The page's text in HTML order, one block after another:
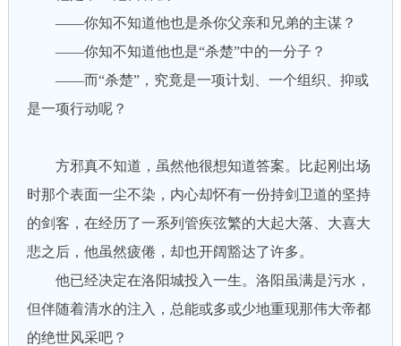
——你知不知道他也是杀你父亲和兄弟的主谋？
——你知不知道他也是“杀楚”中的一分子？
——而“杀楚”，究竟是一项计划、一个组织、抑或
是一项行动呢？
方邪真不知道，虽然他很想知道答案。比起刚出场
时那个表面一尘不染，内心却怀有一份持剑卫道的坚持
的剑客，在经历了一系列管疾弦繁的大起大落、大喜大
悲之后，他虽然疲倦，却也开阔豁达了许多。
他已经决定在洛阳城投入一生。洛阳虽满是污水，
但伴随着清水的注入，总能或多或少地重现那伟大帝都
的绝世风采吧？